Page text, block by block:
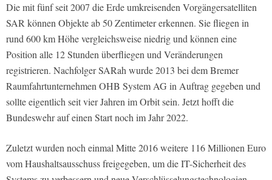
Die mit fünf seit 2007 die Erde umkreisenden Vorgängersatelliten
SAR können Objekte ab 50 Zentimeter erkennen. Sie fliegen in
rund 600 km Höhe vergleichsweise niedrig und können eine
Position alle 12 Stunden überfliegen und Veränderungen
registrieren. Nachfolger SARah wurde 2013 bei dem Bremer
Raumfahrtunternehmen OHB System AG in Auftrag gegeben und
sollte eigentlich seit vier Jahren im Orbit sein. Jetzt hofft die
Bundeswehr auf einen Start noch im Jahr 2022.
Zuletzt wurden noch einmal Mitte 2016 weitere 116 Millionen Euro
vom Haushaltsausschuss freigegeben, um die IT-Sicherheit des